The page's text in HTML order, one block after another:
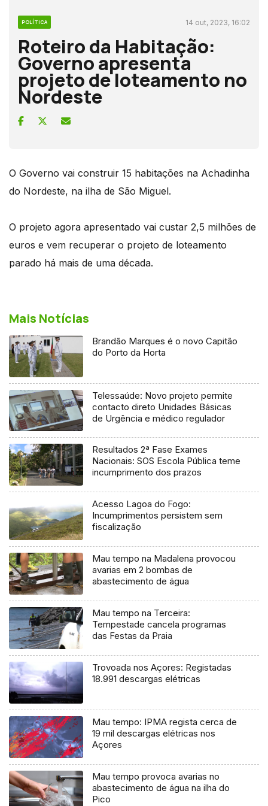
POLÍTICA 14 out, 2023, 16:02
Roteiro da Habitação:
Governo apresenta
projeto de loteamento no
Nordeste
O Governo vai construir 15 habitações na Achadinha
do Nordeste, na ilha de São Miguel.
O projeto agora apresentado vai custar 2,5 milhões de
euros e vem recuperar o projeto de loteamento
parado há mais de uma década.
Mais Notícias
Brandão Marques é o novo Capitão
do Porto da Horta
Telessaúde: Novo projeto permite
contacto direto Unidades Básicas
de Urgência e médico regulador
Resultados 2ª Fase Exames
Nacionais: SOS Escola Pública teme
incumprimento dos prazos
Acesso Lagoa do Fogo:
Incumprimentos persistem sem
fiscalização
Mau tempo na Madalena provocou
avarias em 2 bombas de
abastecimento de água
Mau tempo na Terceira:
Tempestade cancela programas
das Festas da Praia
Trovoada nos Açores: Registadas
18.991 descargas elétricas
Mau tempo: IPMA regista cerca de
19 mil descargas elétricas nos
Açores
Mau tempo provoca avarias no
abastecimento de água na ilha do
Pico